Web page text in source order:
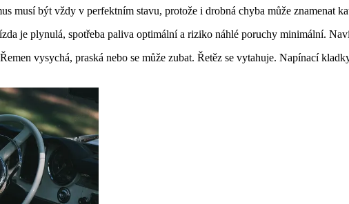
musí být vždy v perfektním stavu, protože i drobná chyba může znamenat
je plynulá, spotřeba paliva optimální a riziko náhlé poruchy minimální.
vysychá, praská nebo se může zubat. Řetěz se vytahuje. Napínací